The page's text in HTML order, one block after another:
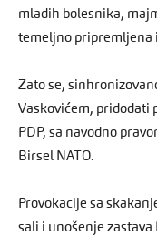
mladih bolesnika,
temeljno pripremljena
Zato se,
Vaskovićem, pridodati
PDP, sa navodno
Birsel NATO.
Provokacije sa
sali i unošenje zastava